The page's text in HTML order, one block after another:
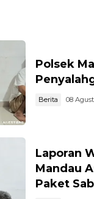
Polsek
Berita 08
Laporan
Mandau
Paket